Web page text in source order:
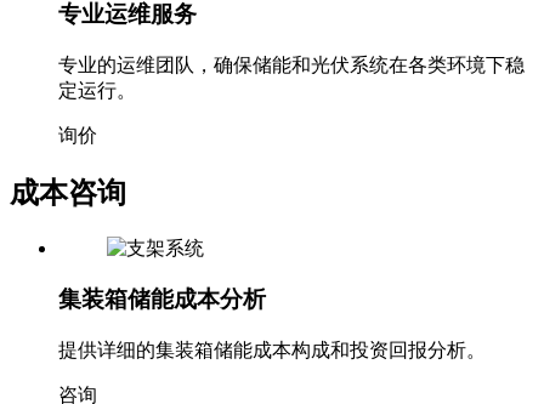
专业运维服务
专业的运维团队，确保储能和光伏系统在各类环境下稳
定运行。
询价
成本咨询
集装箱储能成本分析
提供详细的集装箱储能成本构成和投资回报分析。
咨询